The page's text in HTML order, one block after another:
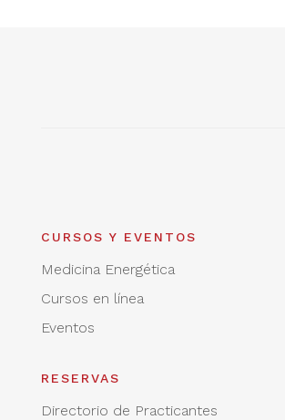
CURSOS Y EVENTOS
Medicina Energética
Cursos en línea
Eventos
RESERVAS
Directorio de Practicantes